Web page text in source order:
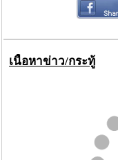
เนื้อหาข่าว/กระทู้